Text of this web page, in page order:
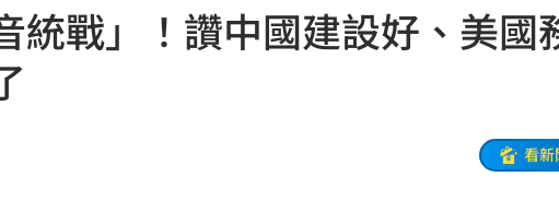
粉絲崩潰
橫掃雄鷹
釀脂肪肝
氣讚親切
統戰」！讚中國建設好、美國
看新